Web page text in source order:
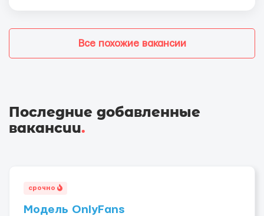
Все похожие вакансии
Последние добавленные
вакансии.
срочно
Модель OnlyFans